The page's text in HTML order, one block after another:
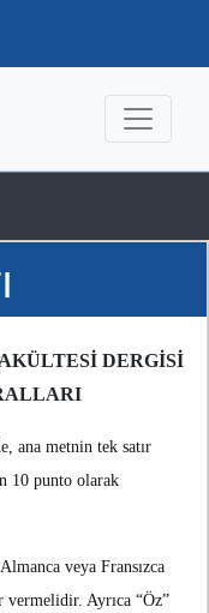
DERGİSİ
ana metnin tek satır
10 punto olarak
veya Fransızca
vermelidir. Ayrıca “Öz”